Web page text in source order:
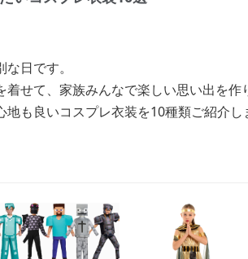
日です。
せて、家族みんなで楽しい思い出を作
も良いコスプレ衣装を10種類ご紹介し